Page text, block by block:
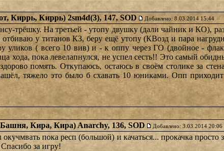
Киррь, Киррь) 2sm4d(3), 147, SOD Добавлено: 8.03.2014 15:44
трёшку. На третьей - утопу двушку (дали чайник и КО),
у титанов КЗ, беру ещё утопу (КВозд и пара
уликов ( всего 10 вив) и - к оппу через ГО (двойное -
хода, пока левелапнулся, не успел сесть!! Это самый
помять. Откупаюсь, остаюсь в своём столике за
тяжело это было б схавать 10 юниками. Опп
Кира, Кира) Anarchy, 136, SOD Добавлено: 3.03.2014 20:06
пока респ (большой) и качаться... прокачка просто
за игру!